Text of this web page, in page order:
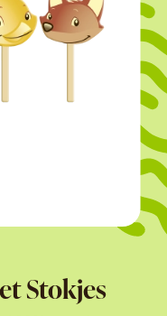
Stokjes